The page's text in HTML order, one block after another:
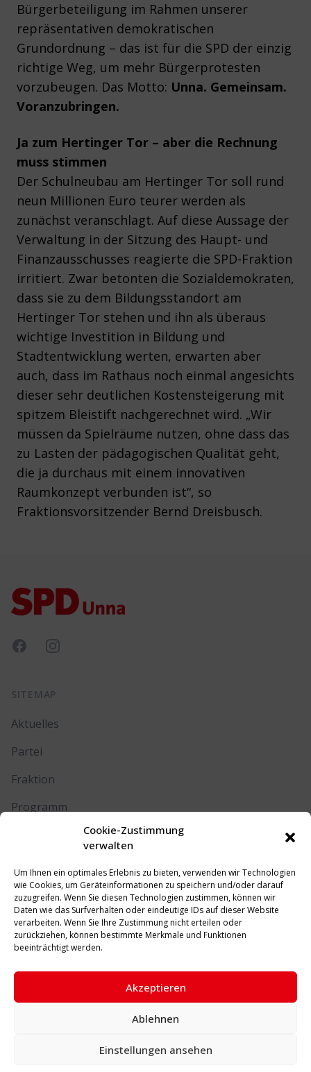
Cookie-Zustimmung
verwalten
Um Ihnen ein optimales Erlebnis zu bieten, verwenden wir Technologien
wie Cookies, um Geräteinformationen zu speichern und/oder darauf
zuzugreifen. Wenn Sie diesen Technologien zustimmen, können wir
Daten wie das Surfverhalten oder eindeutige IDs auf dieser Website
verarbeiten. Wenn Sie Ihre Zustimmung nicht erteilen oder
zurückziehen, können bestimmte Merkmale und Funktionen
beeinträchtigt werden.
Akzeptieren
Ablehnen
Einstellungen ansehen
Bürgerbeteiligung im Rahmen unserer
repräsentativen demokratischen
Grundordnung – das ist für die SPD der einzig
richtige Weg, um mehr Bürgerprotesten
vorzubeugen. Das Motto: Unna. Gemeinsam.
Voranzubringen.
Ja zum Hertinger Tor – aber die Rechnung
muss stimmen
Der Schulneubau am Hertinger Tor soll rund
neun Millionen Euro teurer werden als
zunächst veranschlagt. Auf diese Aussage der
Verwaltung in der Sitzung des Haupt- und
Finanzausschusses reagierte die SPD-Fraktion
irritiert. Zwar betonten die Sozialdemokraten,
dass sie zu dem Bildungsstandort am
Hertinger Tor stehen und ihn als überaus
wichtige Investition in Bildung und
Stadtentwicklung werten, erwarten aber
auch, dass im Rathaus noch einmal angesichts
dieser sehr deutlichen Kostensteigerung mit
spitzem Bleistift nachgerechnet wird. „Wir
müssen da Spielräume nutzen, ohne dass das
zu Lasten der pädagogischen Qualität geht,
die ja durchaus mit einem innovativen
Raumkonzept verbunden ist“, so
Fraktionsvorsitzender Bernd Dreisbusch.
FacebookInstagram
SITEMAP
Aktuelles
Partei
Fraktion
Programm
RECHTLICHES
Impressum
Datenschutz
Cookie-Richtlinie (EU)